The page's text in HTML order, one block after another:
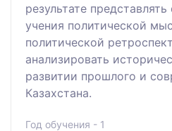
результате
учения политической
политической
анализировать
развитии прошлого и
Казахстана.
Год обучения - 1